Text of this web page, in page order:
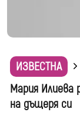
ИЗВЕСТНА
Мария Илиева
на дъщеря си